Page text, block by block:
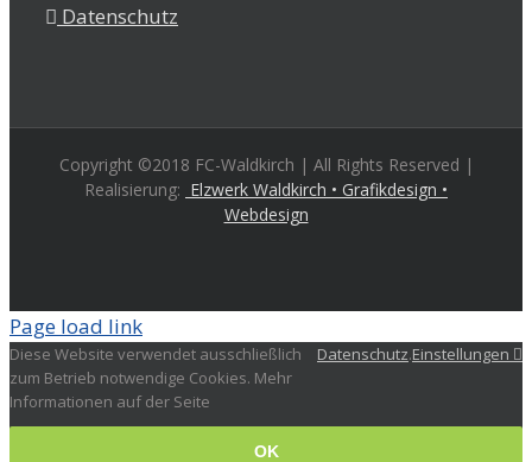
Datenschutz
Copyright ©2018 FC-Waldkirch | All Rights Reserved |
Realisierung: Elzwerk Waldkirch • Grafikdesign •
Webdesign
Page load link
Diese Website verwendet ausschließlich
zum Betrieb notwendige Cookies. Mehr
Informationen auf der Seite
Datenschutz.Einstellungen
OK